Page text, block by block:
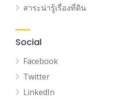
สาระน่ารู้เรื่องที่ดิน
Social
Facebook
Twitter
LinkedIn